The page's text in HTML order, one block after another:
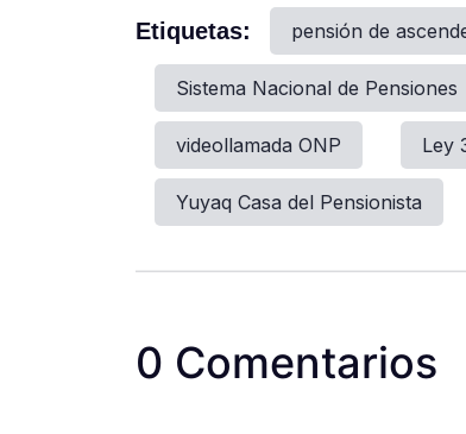
Etiquetas: pensión de
Sistema Nacional de Pensiones
videollamada ONP Ley
Yuyaq Casa del Pensionista
0 Comentarios